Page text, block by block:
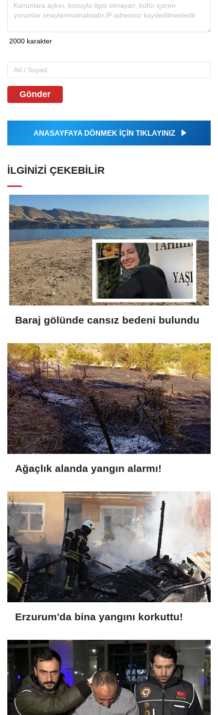
Gönder
ANASAYFAYA DÖNMEK İÇİN TIKLAYINIZ
İLGINIZI ÇEKEBILIR
Baraj gölünde cansız bedeni bulundu
Ağaçlık alanda yangın alarmı!
Erzurum'da bina yangını korkuttu!